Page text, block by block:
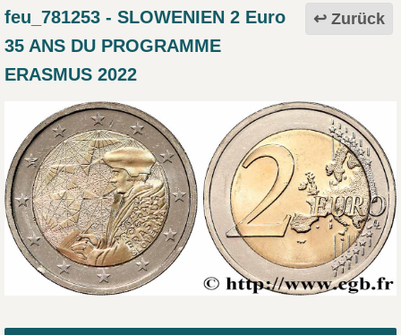
Zurück
feu_781253- SLOWENIEN 2 Euro
35 ANS DU PROGRAMME
ERASMUS 2022